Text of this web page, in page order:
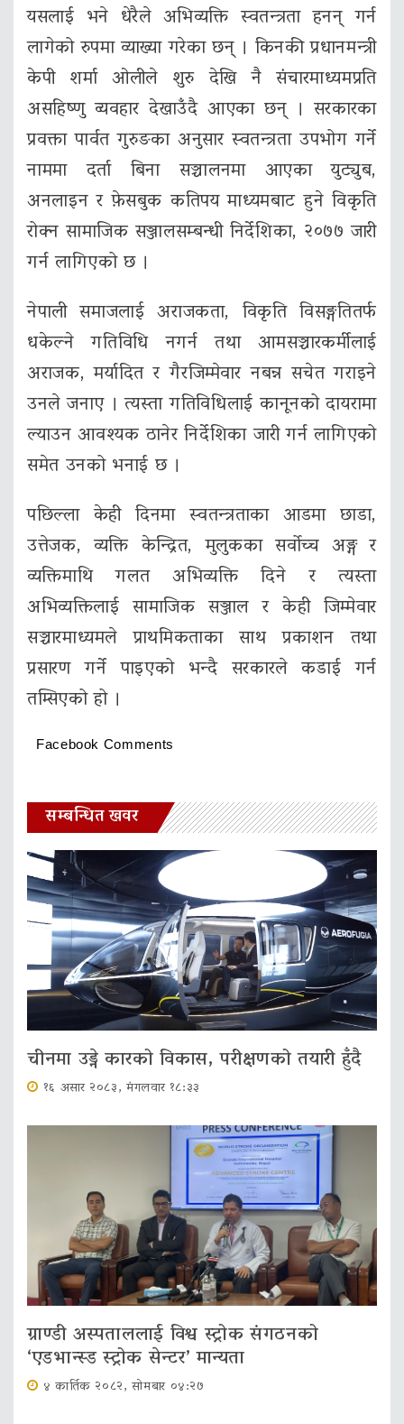
यसलाई भने धेरैले अभिव्यक्ति स्वतन्त्रता हनन् गर्न
लागेको रुपमा व्याख्या गरेका छन् । किनकी प्रधानमन्त्री
केपी शर्मा ओलीले शुरु देखि नै संचारमाध्यमप्रति
असहिष्णु व्यवहार देखाउँदै आएका छन् । सरकारका
प्रवक्ता पार्वत गुरुङका अनुसार स्वतन्त्रता उपभोग गर्ने
नाममा दर्ता बिना सञ्चालनमा आएका युट्युब,
अनलाइन र फ़ेसबुक कतिपय माध्यमबाट हुने विकृति
रोक्न सामाजिक सञ्जालसम्बन्धी निर्देशिका, २०७७ जारी
गर्न लागिएको छ ।
नेपाली समाजलाई अराजकता, विकृति विसङ्गतितर्फ
धकेल्ने गतिविधि नगर्न तथा आमसञ्चारकर्मीलाई
अराजक, मर्यादित र गैरजिम्मेवार नबन्न सचेत गराइने
उनले जनाए । त्यस्ता गतिविधिलाई कानूनको दायरामा
ल्याउन आवश्यक ठानेर निर्देशिका जारी गर्न लागिएको
समेत उनको भनाई छ ।
पछिल्ला केही दिनमा स्वतन्त्रताका आडमा छाडा,
उत्तेजक, व्यक्ति केन्द्रित, मुलुकका सर्वोच्च अङ्ग र
व्यक्तिमाथि गलत अभिव्यक्ति दिने र त्यस्ता
अभिव्यक्तिलाई सामाजिक सञ्जाल र केही जिम्मेवार
सञ्चारमाध्यमले प्राथमिकताका साथ प्रकाशन तथा
प्रसारण गर्ने पाइएको भन्दै सरकारले कडाई गर्न
तम्सिएको हो ।
Facebook Comments
सम्बन्धित खवर
चीनमा उड्ने कारको विकास, परीक्षणको तयारी हुँदै
१६ असार २०८३, मंगलवार १८:३३
ग्राण्डी अस्पताललाई विश्व स्ट्रोक संगठनको
‘एडभान्स्ड स्ट्रोक सेन्टर’ मान्यता
४ कार्तिक २०८२, सोमबार ०४:२७